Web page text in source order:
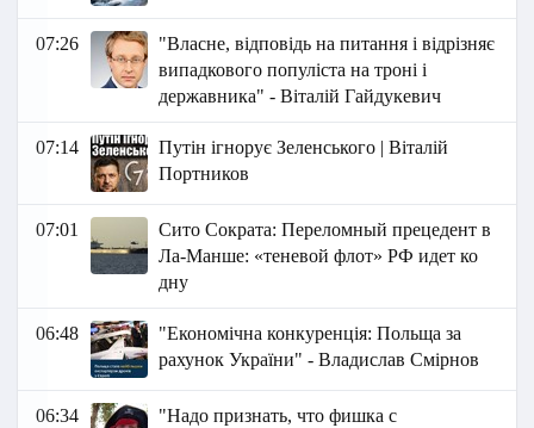
07:26
"Власне, відповідь на питання і відрізняє
випадкового популіста на троні і
державника" - Віталій Гайдукевич
07:14
Путін ігнорує Зеленського | Віталій
Портников
07:01
Сито Сократа: Переломный прецедент в
Ла-Манше: «теневой флот» РФ идет ко
дну
06:48
"Економічна конкуренція: Польща за
рахунок України" - Владислав Смірнов
06:34
"Надо признать, что фишка с